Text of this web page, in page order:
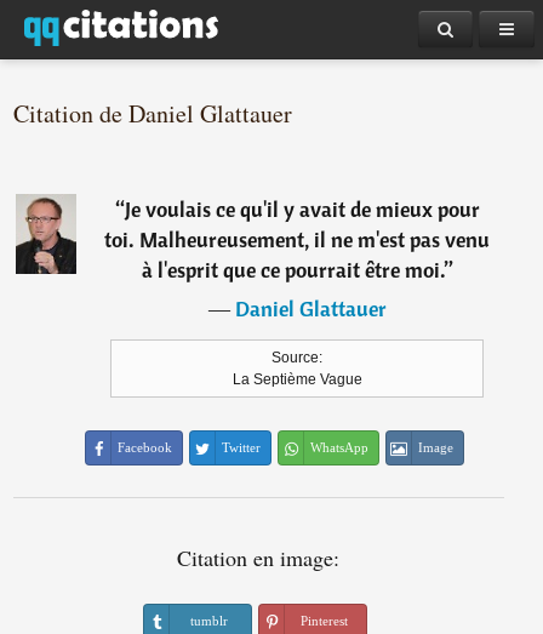
Citation de Daniel Glattauer
“Je voulais ce qu'il y avait de mieux pour
toi. Malheureusement, il ne m'est pas venu
à l'esprit que ce pourrait être moi.”
―Daniel Glattauer
Source:
La Septième Vague
Facebook Twitter WhatsApp Image
Citation en image:
tumblr Pinterest